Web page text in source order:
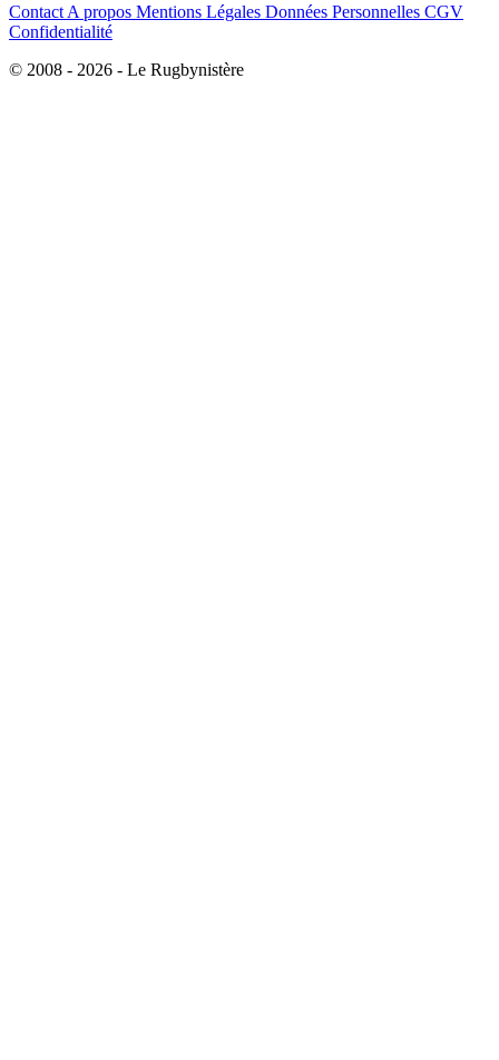
Contact A propos Mentions Légales Données Personnelles CGV
Confidentialité
© 2008 - 2026 - Le Rugbynistère